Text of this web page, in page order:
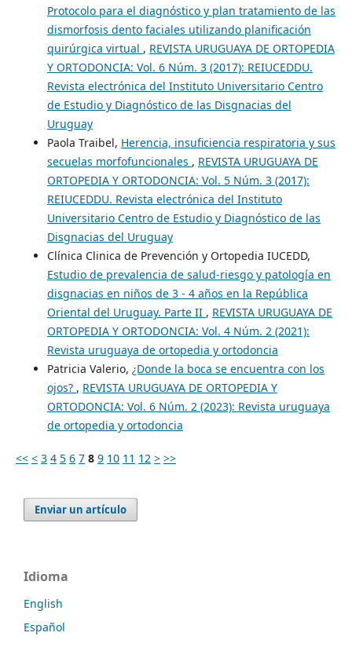
Protocolo para el diagnóstico y plan tratamiento de las
dismorfosis dento faciales utilizando planificación
quirúrgica virtual , REVISTA URUGUAYA DE ORTOPEDIA
Y ORTODONCIA: Vol. 6 Núm. 3 (2017): REIUCEDDU.
Revista electrónica del Instituto Universitario Centro
de Estudio y Diagnóstico de las Disgnacias del
Uruguay
Paola Traibel, Herencia, insuficiencia respiratoria y sus
secuelas morfofuncionales , REVISTA URUGUAYA DE
ORTOPEDIA Y ORTODONCIA: Vol. 5 Núm. 3 (2017):
REIUCEDDU. Revista electrónica del Instituto
Universitario Centro de Estudio y Diagnóstico de las
Disgnacias del Uruguay
Clínica Clinica de Prevención y Ortopedia IUCEDD,
Estudio de prevalencia de salud-riesgo y patología en
disgnacias en niños de 3 - 4 años en la República
Oriental del Uruguay. Parte II , REVISTA URUGUAYA DE
ORTOPEDIA Y ORTODONCIA: Vol. 4 Núm. 2 (2021):
Revista uruguaya de ortopedia y ortodoncia
Patricia Valerio, ¿Donde la boca se encuentra con los
ojos? , REVISTA URUGUAYA DE ORTOPEDIA Y
ORTODONCIA: Vol. 6 Núm. 2 (2023): Revista uruguaya
de ortopedia y ortodoncia
<< < 3 4 5 6 7 8 9 10 11 12 > >>
Enviar un artículo
Idioma
English
Español